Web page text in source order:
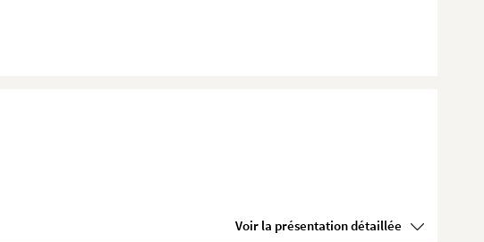
Voir la présentation détaillée